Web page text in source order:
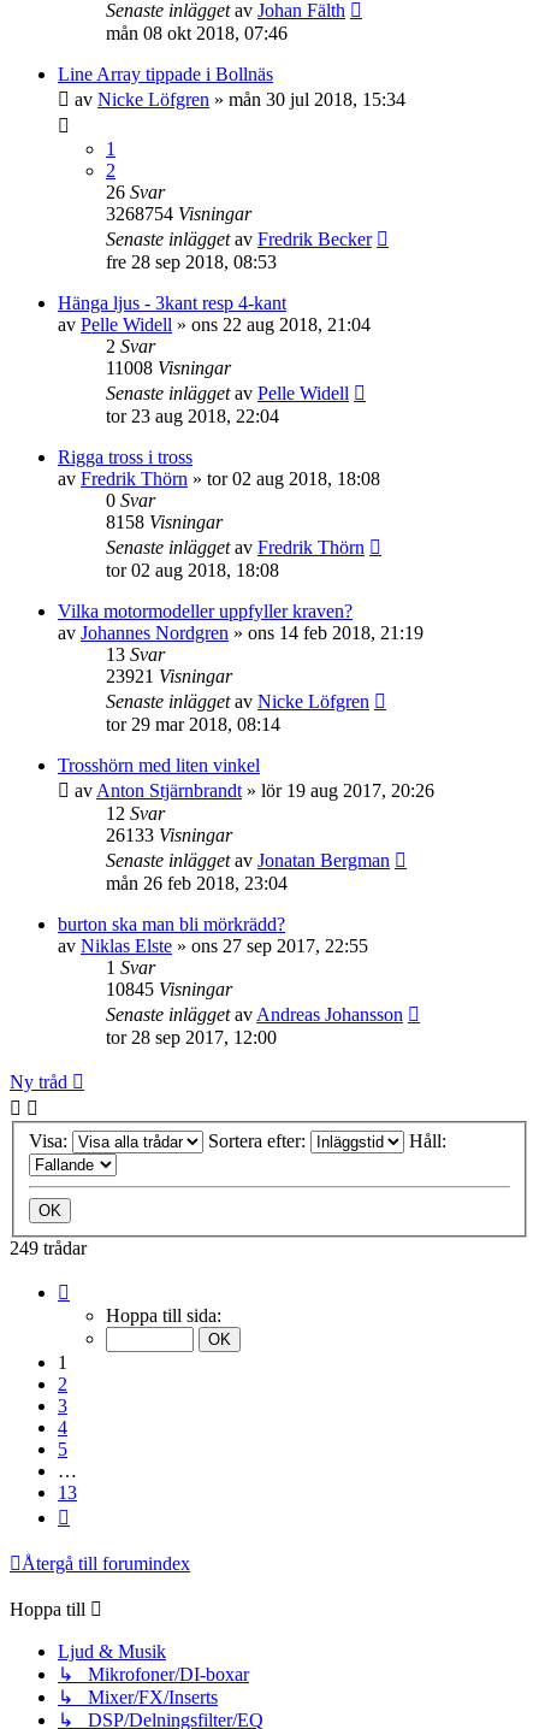
Senaste inläggetav Johan Fälth
mån 08 okt 2018, 07:46
Line Array tippade i Bollnäs
av Nicke Löfgren » mån 30 jul 2018, 15:34
1
2
26 Svar
3268754 Visningar
Senaste inläggetav Fredrik Becker
fre 28 sep 2018, 08:53
Hänga ljus - 3kant resp 4-kant
av Pelle Widell » ons 22 aug 2018, 21:04
2 Svar
11008 Visningar
Senaste inläggetav Pelle Widell
tor 23 aug 2018, 22:04
Rigga tross i tross
av Fredrik Thörn » tor 02 aug 2018, 18:08
0 Svar
8158 Visningar
Senaste inläggetav Fredrik Thörn
tor 02 aug 2018, 18:08
Vilka motormodeller uppfyller kraven?
av Johannes Nordgren » ons 14 feb 2018, 21:19
13 Svar
23921 Visningar
Senaste inläggetav Nicke Löfgren
tor 29 mar 2018, 08:14
Trosshörn med liten vinkel
av Anton Stjärnbrandt » lör 19 aug 2017, 20:26
12 Svar
26133 Visningar
Senaste inläggetav Jonatan Bergman
mån 26 feb 2018, 23:04
burton ska man bli mörkrädd?
av Niklas Elste » ons 27 sep 2017, 22:55
1 Svar
10845 Visningar
Senaste inläggetav Andreas Johansson
tor 28 sep 2017, 12:00
Ny tråd
Visa: Sortera efter: Håll:
249 trådar
Hoppa till sida:
1
2
3
4
5
…
13
Återgå till forumindex
Hoppa till
Ljud & Musik
↳ Mikrofoner/DI-boxar
↳ Mixer/FX/Inserts
↳ DSP/Delningsfilter/EQ